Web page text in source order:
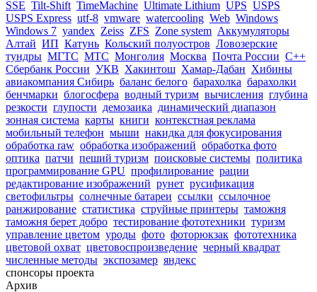
SSE Tilt-Shift TimeMachine Ultimate Lithium UPS USPS
USPS Express utf-8 vmware watercooling Web Windows
Windows 7 yandex Zeiss ZFS Zone system Аккумуляторы
Алтай ИП Катунь Кольский полуостров Ловозерские
тундры МГТС МТС Монголия Москва Почта России С++
Сбербанк России УКВ Хакинтош Хамар-Дабан Хибины
авиакомпания Сибирь баланс белого барахолка барахолки
бенчмарки блогосфера водный туризм вычисления глубина
резкости глупости демозаика динамический диапазон
зонная система карты книги контекстная реклама
мобильный телефон мыши накидка для фокусирования
обработка raw обработка изображений обработка фото
оптика патчи пеший туризм поисковые системы политика
программирование GPU профилирование рации
редактирование изображений рунет русификация
светофильтры солнечные батареи ссылки ссылочное
ранжирование статистика струйные принтеры таможня
таможня берет добро тестирование фототехники туризм
управление цветом уроды фото фоторюкзак фототехника
цветовой охват цветовоспроизведение черный квадрат
численные методы экспозамер яндекс
спонсоры проекта
Архив